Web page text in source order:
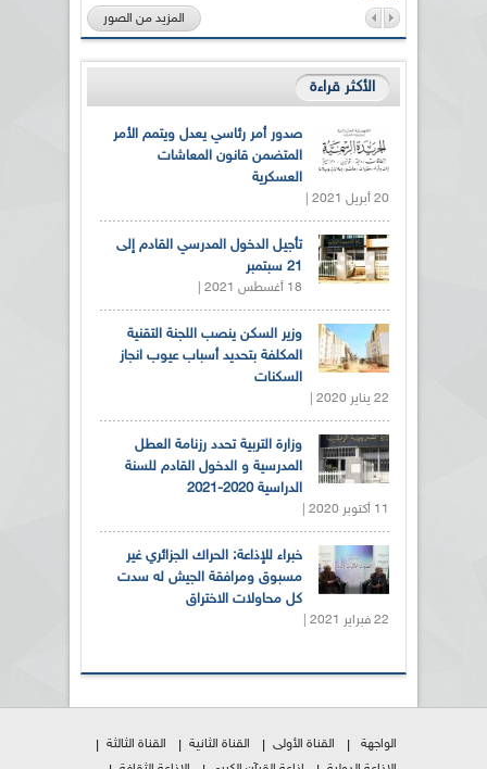
المزيد من الصور
الأكثر قراءة
صدور أمر رئاسي يعدل ويتمم الأمر
المتضمن قانون المعاشات
العسكرية
20 أبريل 2021 |
تأجيل الدخول المدرسي القادم إلى
21 سبتمبر
18 أغسطس 2021 |
وزير السكن ينصب اللجنة التقنية
المكلفة بتحديد أسباب عيوب انجاز
السكنات
22 يناير 2020 |
وزارة التربية تحدد رزنامة العطل
المدرسية و الدخول القادم للسنة
الدراسية 2020-2021
11 أكتوبر 2020 |
خبراء للإذاعة: الحراك الجزائري غير
مسبوق ومرافقة الجيش له سدت
كل محاولات الاختراق
22 فبراير 2021 |
الواجهة القناة الأولى القناة الثانية
القناة الثالثة